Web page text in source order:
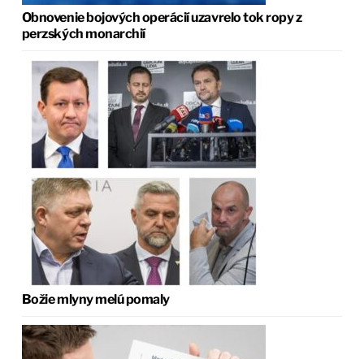
Obnovenie bojových operácií uzavrelo tok ropy z
perzských monarchií
Božie mlyny melú pomaly